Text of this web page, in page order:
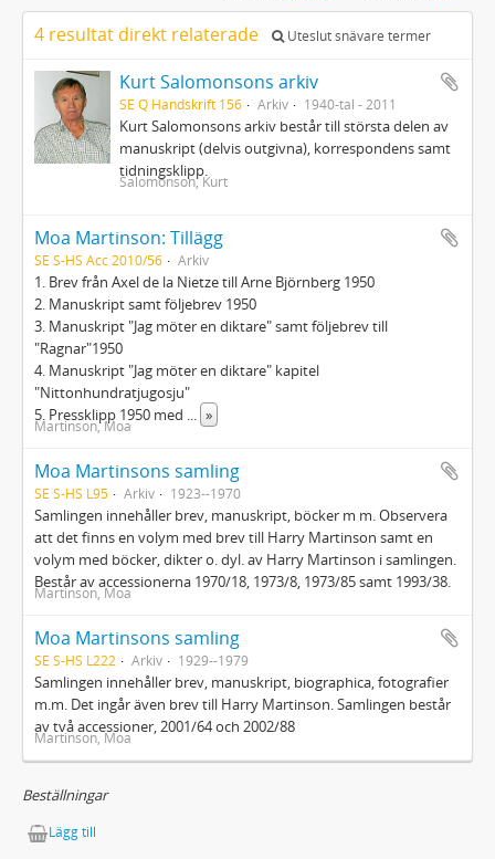
4 resultat direkt relaterade Uteslut snävare termer
Kurt Salomonsons arkiv
SE Q Handskrift 156 Arkiv 1940-tal - 2011
Kurt Salomonsons arkiv består till största delen av
manuskript (delvis outgivna), korrespondens samt
tidningsklipp.
Salomonson, Kurt
Moa Martinson: Tillägg
SE S-HS Acc 2010/56 Arkiv
1. Brev från Axel de la Nietze till Arne Björnberg 1950
2. Manuskript samt följebrev 1950
3. Manuskript "Jag möter en diktare" samt följebrev till
"Ragnar"1950
4. Manuskript "Jag möter en diktare" kapitel
"Nittonhundratjugosju"
5. Pressklipp 1950 med ... »
Martinson, Moa
Moa Martinsons samling
SE S-HS L95 Arkiv 1923--1970
Samlingen innehåller brev, manuskript, böcker m m. Observera
att det finns en volym med brev till Harry Martinson samt en
volym med böcker, dikter o. dyl. av Harry Martinson i samlingen.
Består av accessionerna 1970/18, 1973/8, 1973/85 samt 1993/38.
Martinson, Moa
Moa Martinsons samling
SE S-HS L222 Arkiv 1929--1979
Samlingen innehåller brev, manuskript, biographica, fotografier
m.m. Det ingår även brev till Harry Martinson. Samlingen består
av två accessioner, 2001/64 och 2002/88
Martinson, Moa
Beställningar
Lägg till